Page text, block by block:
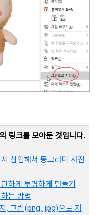
링크를 모아둔 것입니다.
삽입해서 동그라미 사진
하게 투명하게 만들기
는 방법
, 그림(png, jpg)으로 저